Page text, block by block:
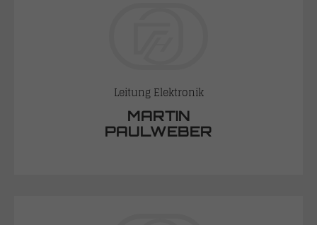
Leitung Elektronik
MARTIN
PAULWEBER